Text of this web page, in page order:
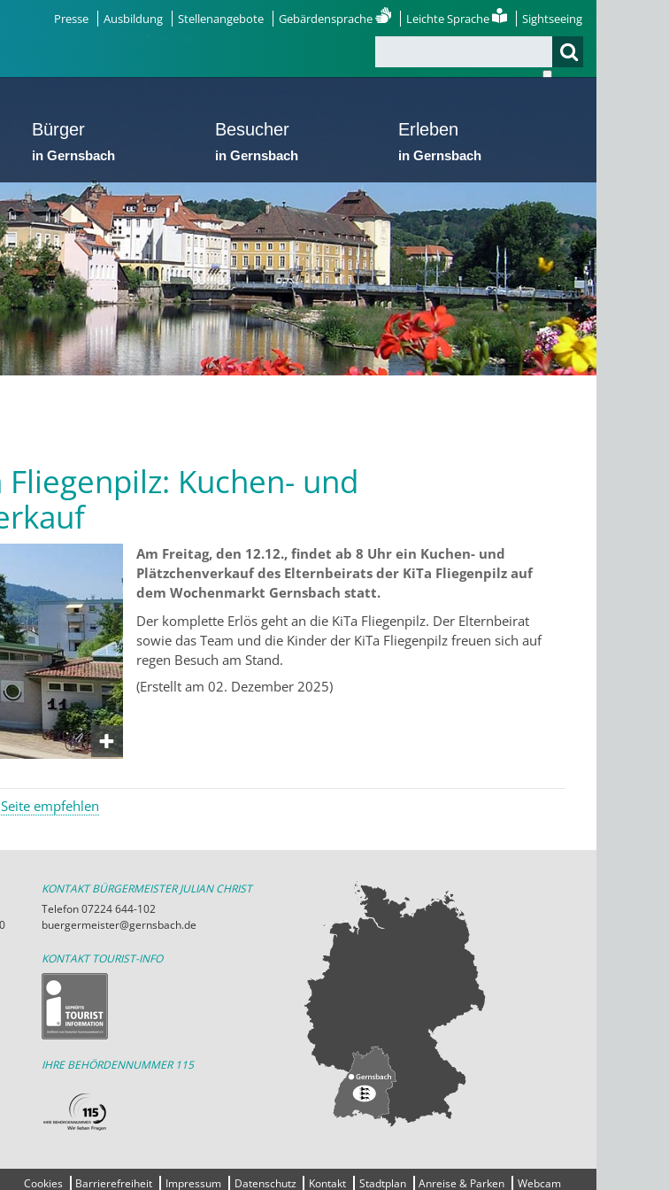
Presse Ausbildung Stellenangebote Gebärdensprache Leichte Sprache Sightseeing
Bürger
in Gernsbach
Besucher
in Gernsbach
Erleben
in Gernsbach
Fliegenpilz: Kuchen- und
Am Freitag, den 12.12., findet ab 8 Uhr ein Kuchen- und
Plätzchenverkauf des Elternbeirats der KiTa Fliegenpilz auf
dem Wochenmarkt Gernsbach statt.
Der komplette Erlös geht an die KiTa Fliegenpilz. Der Elternbeirat
sowie das Team und die Kinder der KiTa Fliegenpilz freuen sich auf
regen Besuch am Stand.
(Erstellt am 02. Dezember 2025)
Seite empfehlen
KONTAKT BÜRGERMEISTER JULIAN CHRIST
Telefon 07224 644-102
buergermeister@gernsbach.de
KONTAKT TOURIST-INFO
IHRE BEHÖRDENNUMMER 115
Cookies Barrierefreiheit Impressum Datenschutz Kontakt Stadtplan Anreise & Parken Webcam